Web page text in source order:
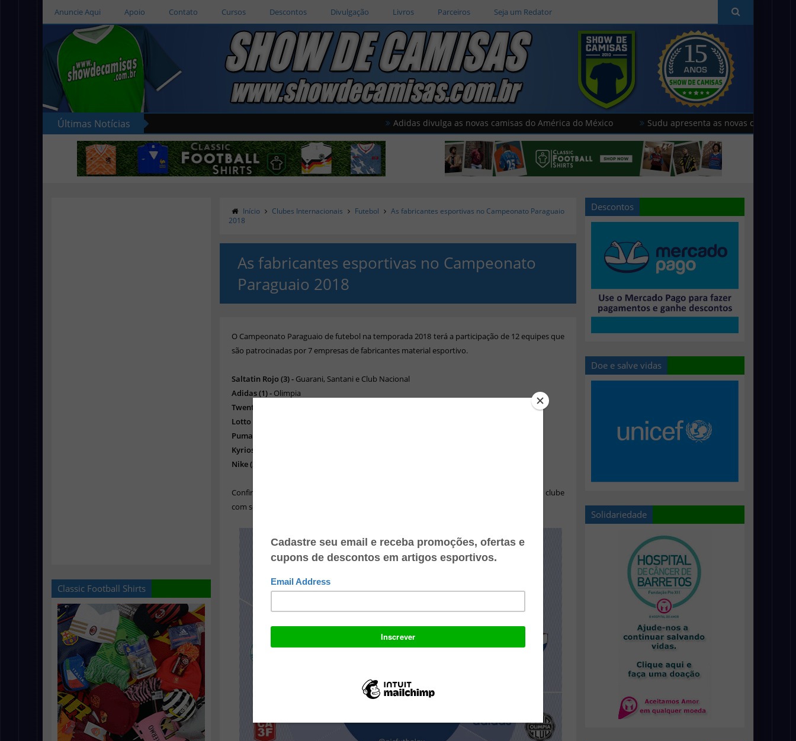
Anuncie Aqui Apoio Contato Cursos Descontos Divulgação Livros Parceiros Seja um Redator
Últimas Notícias Adidas divulga as novas camisas do América do México Sudu apresenta as novas camisas do País de
Classic Football Shirts
Início Clubes Internacionais Futebol
As fabricantes esportivas no Campeonato Paraguaio
2018
As fabricantes esportivas no Campeonato
Paraguaio 2018
O Campeonato Paraguaio de futebol na temporada 2018 terá a participação de 12 equipes que
são patrocinadas por 7 empresas de fabricantes material esportivo.
Saltatin Rojo (3) - Guarani, Santani e Club Nacional
Adidas (1) - Olimpia
Twenty (1) -
Lotto (2) -
Puma (1) -
Kyrios (2) -
Nike (2) -
Confira abaixo o levantamento feito pelo site
relacionando cada clube
com seu respectivo fornecedor.
Descontos
Doe e salve vidas
Solidariedade